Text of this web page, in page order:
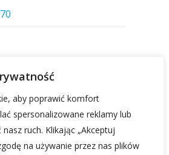
aby poprawić komfort
spersonalizowane reklamy lub
ruch. Klikając „Akceptuj
na używanie przez nas plików